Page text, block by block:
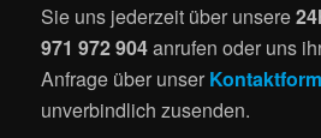
Sie uns jederzeit über unsere
971 972 904anrufen oder uns
Anfrage über unser
unverbindlich zusenden.